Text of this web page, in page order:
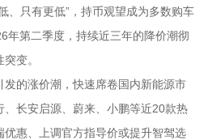
、只有更低”，持币观望成为多数购车
年第二季度，持续近三年的降价潮彻
变。
的涨价潮，快速席卷国内新能源市
长安启源、蔚来、小鹏等近20款热
惠、上调官方指导价或提升智驾选